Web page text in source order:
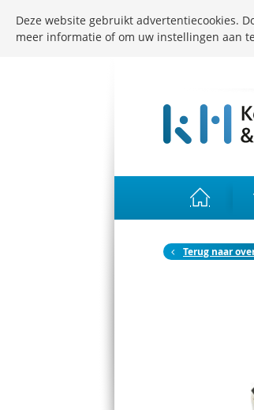
Terug naar
Deze website gebruikt advertentiecookies.
meer informatie of om uw instellingen aan